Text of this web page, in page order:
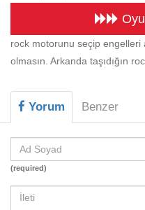
Spor
Yemek
rock motorunu seçip engelleri
olmasın. Arkanda taşıdığın
Yorum Benzer
(required)